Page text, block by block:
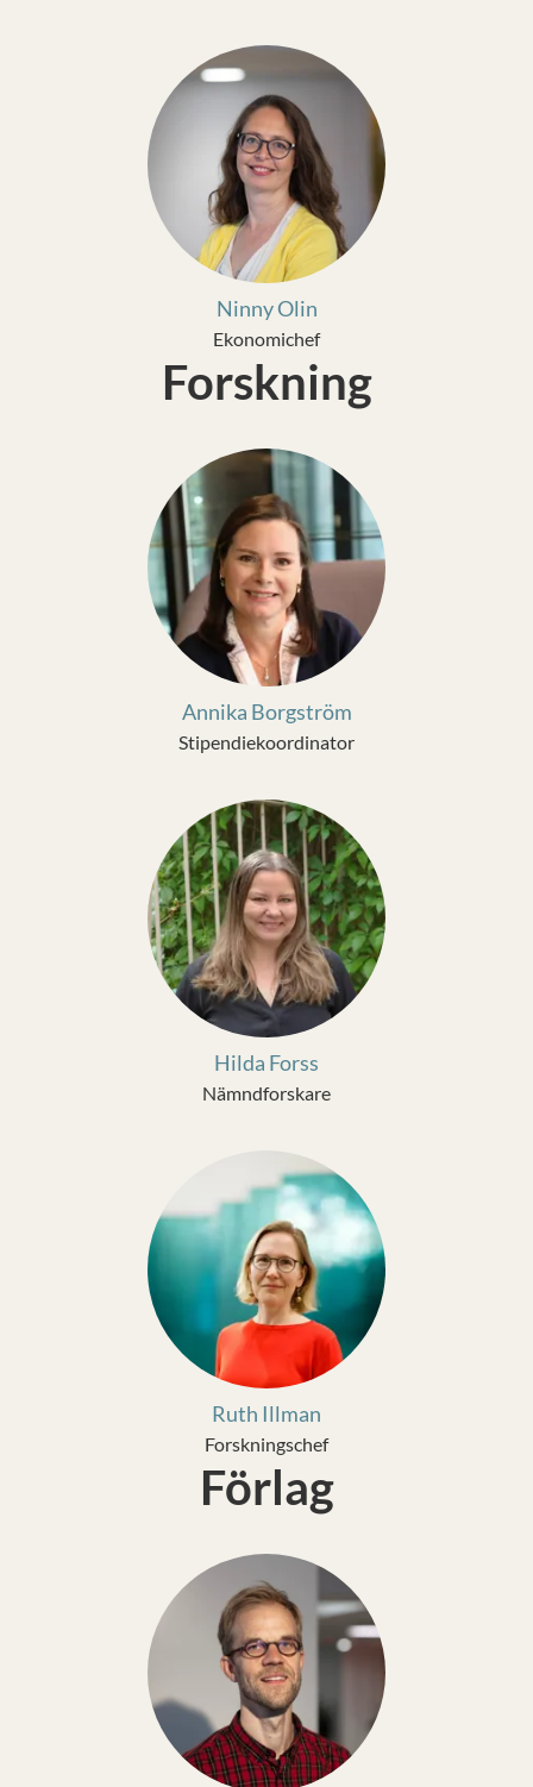
Ninny Olin
Ekonomichef
Forskning
Annika Borgström
Stipendiekoordinator
Hilda Forss
Nämndforskare
Ruth Illman
Forskningschef
Förlag